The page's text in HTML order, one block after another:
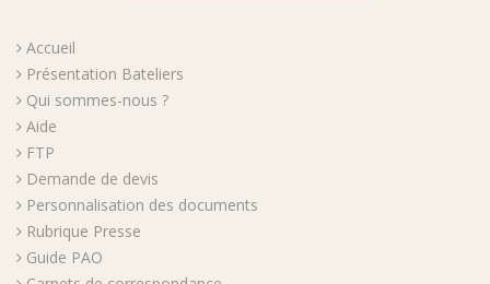
Accueil
Présentation Bateliers
Qui sommes-nous ?
Aide
FTP
Demande de devis
Personnalisation des documents
Rubrique Presse
Guide PAO